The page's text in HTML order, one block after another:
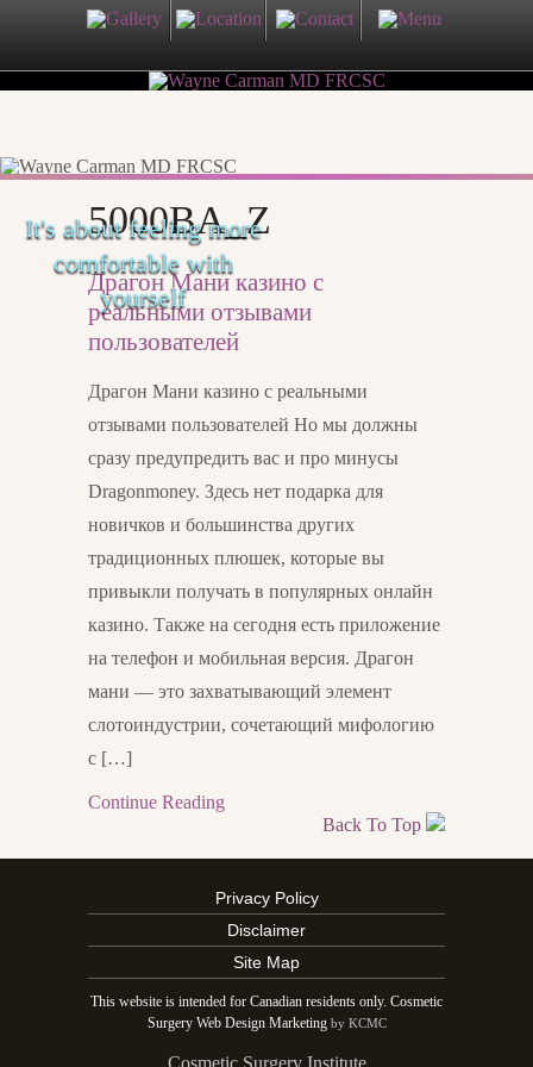
It's about feeling more
comfortable with
yourself
5000BA_Z
Драгон Мани казино с
реальными отзывами
пользователей
Драгон Мани казино с реальными
отзывами пользователей Но мы должны
сразу предупредить вас и про минусы
Dragonmoney. Здесь нет подарка для
новичков и большинства других
традиционных плюшек, которые вы
привыкли получать в популярных онлайн
казино. Также на сегодня есть приложение
на телефон и мобильная версия. Драгон
мани — это захватывающий элемент
слотоиндустрии, сочетающий мифологию
с […]
Continue Reading
Back To Top
Privacy Policy
Disclaimer
Site Map
This website is intended for Canadian residents only. Cosmetic
Surgery Web Design Marketing by KCMC